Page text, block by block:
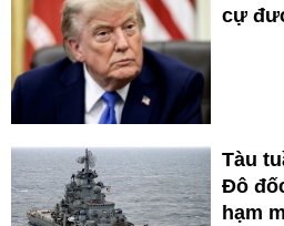
cự
Tàu
Đô
hạm